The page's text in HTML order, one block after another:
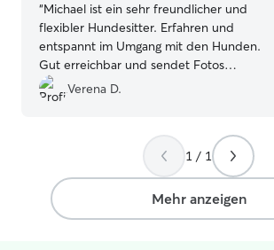
“Michael ist ein sehr freundlicher und
flexibler Hundesitter. Erfahren und
entspannt im Umgang mit den Hunden.
Gut erreichbar und sendet Fotos
zwischendurch. Hat uns sehr gut
gefallen.
Verena D.
1 / 1
Mehr anzeigen